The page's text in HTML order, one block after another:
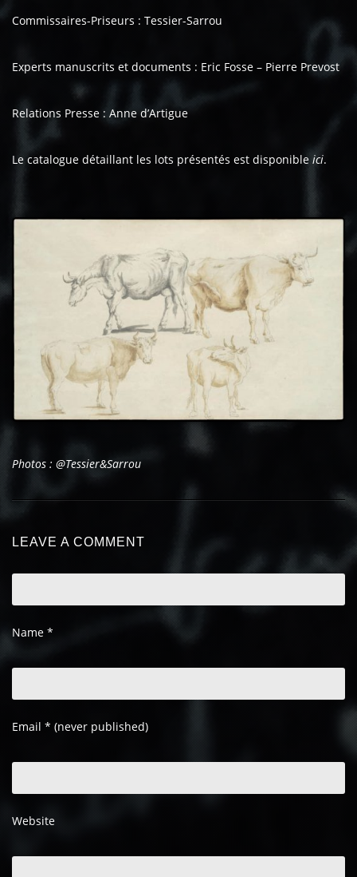
Commissaires-Priseurs : Tessier-Sarrou
Experts manuscrits et documents : Eric Fosse – Pierre Prevost
Relations Presse : Anne d’Artigue
Le catalogue détaillant les lots présentés est disponibleici.
Photos : @Tessier&Sarrou
LEAVE A COMMENT
Name *
Email * (never published)
Website